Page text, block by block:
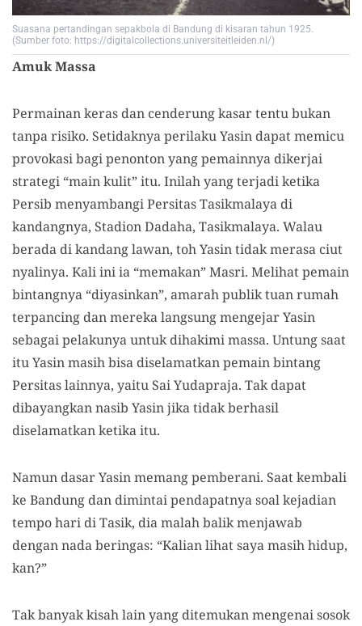
Suasana pertandingan sepakbola di Bandung di kisaran tahun 1925.
(Sumber foto: https://digitalcollections.universiteitleiden.nl/)
Amuk Massa
Permainan keras dan cenderung kasar tentu bukan
tanpa risiko. Setidaknya perilaku Yasin dapat memicu
provokasi bagi penonton yang pemainnya dikerjai
strategi “main kulit” itu. Inilah yang terjadi ketika
Persib menyambangi Persitas Tasikmalaya di
kandangnya, Stadion Dadaha, Tasikmalaya. Walau
berada di kandang lawan, toh Yasin tidak merasa ciut
nyalinya. Kali ini ia “memakan” Masri. Melihat pemain
bintangnya “diyasinkan”, amarah publik tuan rumah
terpancing dan mereka langsung mengejar Yasin
sebagai pelakunya untuk dihakimi massa. Untung saat
itu Yasin masih bisa diselamatkan pemain bintang
Persitas lainnya, yaitu Sai Yudapraja. Tak dapat
dibayangkan nasib Yasin jika tidak berhasil
diselamatkan ketika itu.
Namun dasar Yasin memang pemberani. Saat kembali
ke Bandung dan dimintai pendapatnya soal kejadian
tempo hari di Tasik, dia malah balik menjawab
dengan nada beringas: “Kalian lihat saya masih hidup,
kan?”
Tak banyak kisah lain yang ditemukan mengenai sosok